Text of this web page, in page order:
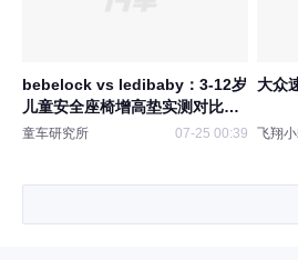
bebelock vs ledibaby：3-12岁
儿童安全座椅增高垫实测对比，
ISOFIX硬接口+靠背款到底香不
童车研究所 07-25 00:39
大众
飞翔